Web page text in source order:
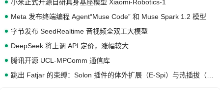
小米正式开源自研具身基座模型 Xiaomi-Robotics-1
Meta 发布终端编程 Agent“Muse Code” 和 Muse Spark 1.2 模型
字节发布 SeedRealtime 音视频全双工大模型
DeepSeek 将上调 API 定价，涨幅较大
腾讯开源 UCL-MPComm 通信库